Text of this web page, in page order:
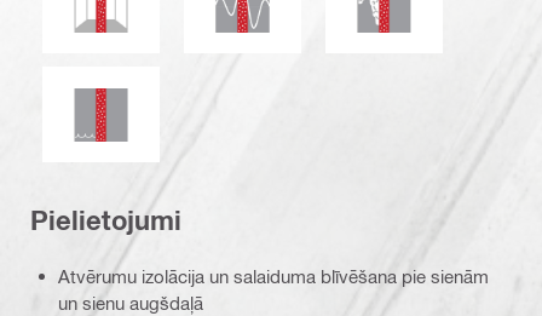
Ūdensnecaurlaidība
Pielietojumi
Atvērumu izolācija un salaiduma blīvēšana pie sienām
un sienu augšdaļā